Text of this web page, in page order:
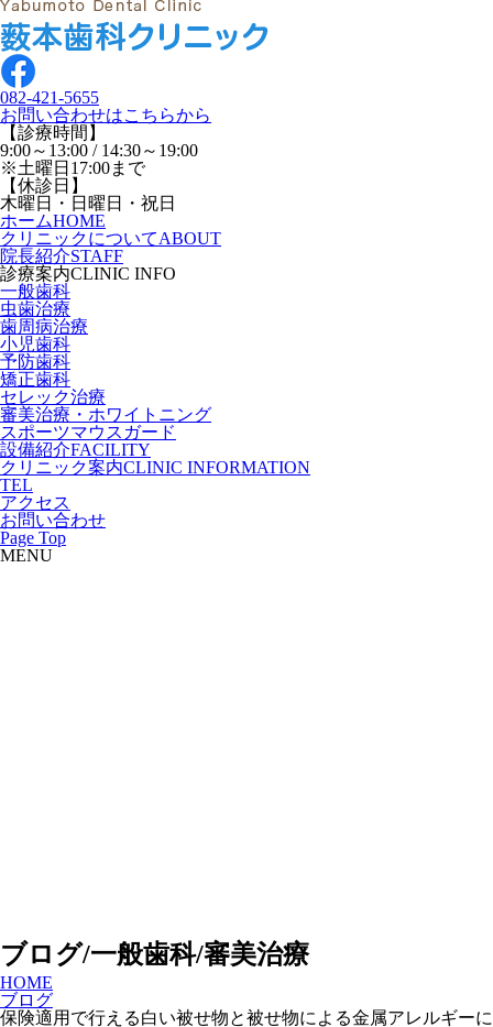
082-421-5655
お問い合わせはこちらから
【診療時間】
9:00～13:00 / 14:30～19:00
※土曜日17:00まで
【休診日】
木曜日・日曜日・祝日
ホームHOME
クリニックについてABOUT
院長紹介STAFF
診療案内CLINIC INFO
一般歯科
虫歯治療
歯周病治療
小児歯科
予防歯科
矯正歯科
セレック治療
審美治療・ホワイトニング
スポーツマウスガード
設備紹介FACILITY
クリニック案内CLINIC INFORMATION
TEL
アクセス
お問い合わせ
Page Top
MENU
ブログ/一般歯科/審美治療
HOME
ブログ
保険適用で行える白い被せ物と被せ物による金属アレルギーに